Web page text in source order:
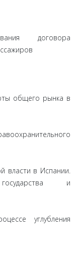
договора
общего рынка в
власти в Испании.
и
углубления